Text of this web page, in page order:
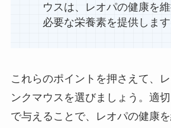
ウスは、レオパの健康を
必要な栄養素を提供します
これらのポイントを押さえて、
ンクマウスを選びましょう。適
で与えることで、レオパの健康